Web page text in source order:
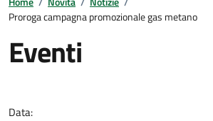
Proroga campagna promozionale gas metano
Eventi
Data: